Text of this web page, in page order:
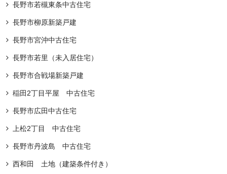
長野市若槻東条中古住宅
長野市柳原新築戸建
長野市宮沖中古住宅
長野市若里（未入居住宅）
長野市合戦場新築戸建
稲田2丁目平屋 中古住宅
長野市広田中古住宅
上松2丁目 中古住宅
長野市丹波島 中古住宅
西和田 土地（建築条件付き）